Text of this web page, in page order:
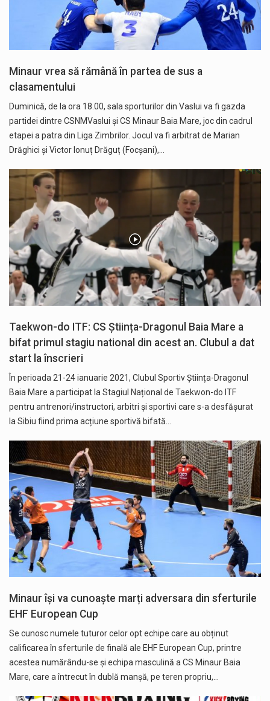
Minaur vrea să rămână în partea de sus a
clasamentului
Duminică, de la ora 18.00, sala sporturilor din Vaslui va fi gazda
partidei dintre CSNMVaslui și CS Minaur Baia Mare, joc din cadrul
etapei a patra din Liga Zimbrilor. Jocul va fi arbitrat de Marian
Drăghici și Victor Ionuț Drăguț (Focșani),…
Taekwon-do ITF: CS Știința-Dragonul Baia Mare a
bifat primul stagiu national din acest an. Clubul a dat
start la înscrieri
În perioada 21-24 ianuarie 2021, Clubul Sportiv Știința-Dragonul
Baia Mare a participat la Stagiul Național de Taekwon-do ITF
pentru antrenori/instructori, arbitri și sportivi care s-a desfășurat
la Sibiu fiind prima acțiune sportivă bifată…
Minaur își va cunoaște marți adversara din sferturile
EHF European Cup
Se cunosc numele tuturor celor opt echipe care au obținut
calificarea în sferturile de finală ale EHF European Cup, printre
acestea numărându-se și echipa masculină a CS Minaur Baia
Mare, care a întrecut în dublă manșă, pe teren propriu,…